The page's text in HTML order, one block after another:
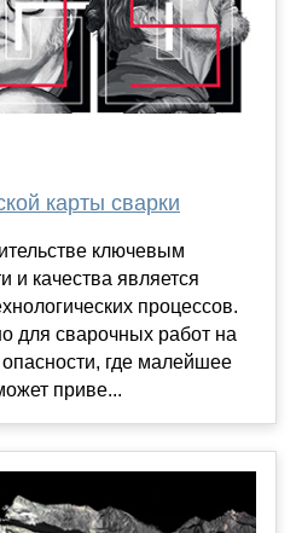
карты сварки
ключевым
и качества является
процессов.
для сварочных работ на
где малейшее
приве...